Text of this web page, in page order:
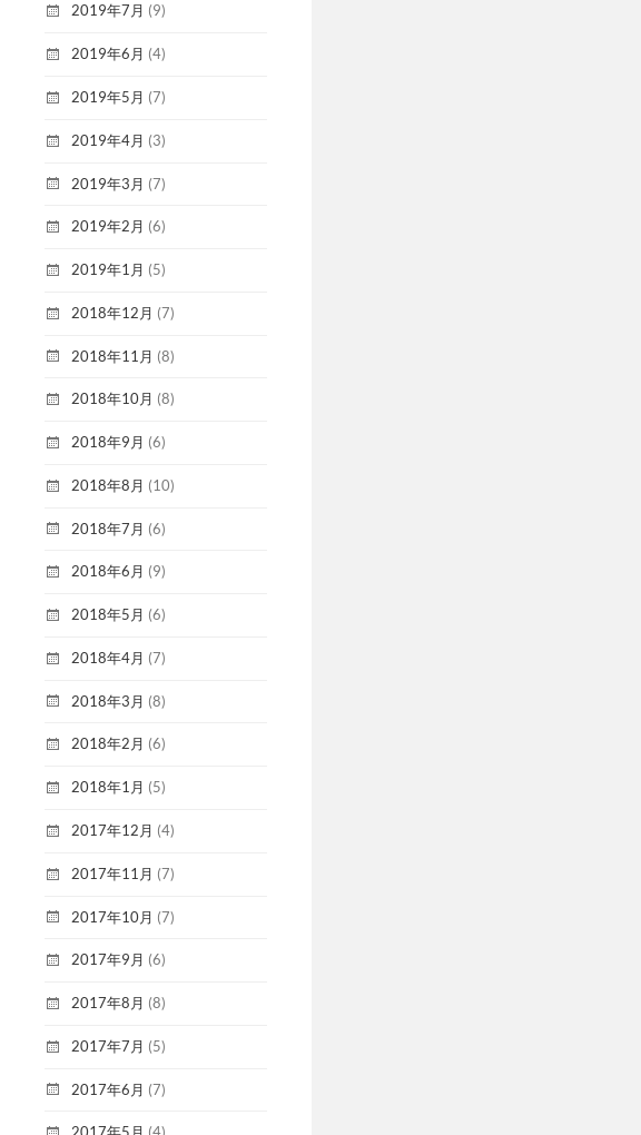
2019年7月 (9)
2019年6月 (4)
2019年5月 (7)
2019年4月 (3)
2019年3月 (7)
2019年2月 (6)
2019年1月 (5)
2018年12月 (7)
2018年11月 (8)
2018年10月 (8)
2018年9月 (6)
2018年8月 (10)
2018年7月 (6)
2018年6月 (9)
2018年5月 (6)
2018年4月 (7)
2018年3月 (8)
2018年2月 (6)
2018年1月 (5)
2017年12月 (4)
2017年11月 (7)
2017年10月 (7)
2017年9月 (6)
2017年8月 (8)
2017年7月 (5)
2017年6月 (7)